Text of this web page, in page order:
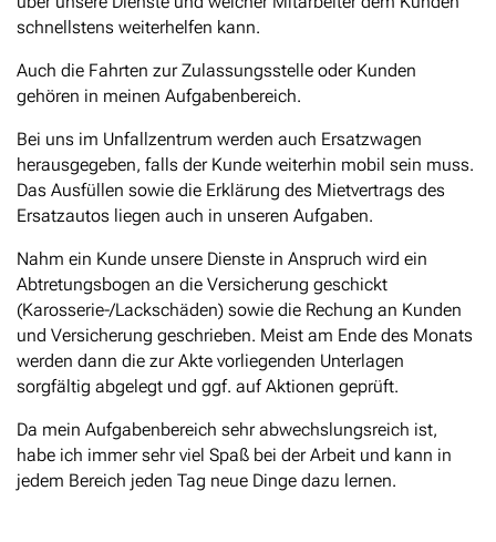
schnellstens weiterhelfen kann.
Auch die Fahrten zur Zulassungsstelle oder Kunden
gehören in meinen Aufgabenbereich.
Bei uns im Unfallzentrum werden auch Ersatzwagen
herausgegeben, falls der Kunde weiterhin mobil sein muss.
Das Ausfüllen sowie die Erklärung des Mietvertrags des
Ersatzautos liegen auch in unseren Aufgaben.
Nahm ein Kunde unsere Dienste in Anspruch wird ein
Abtretungsbogen an die Versicherung geschickt
(Karosserie-/Lackschäden) sowie die Rechung an Kunden
und Versicherung geschrieben. Meist am Ende des Monats
werden dann die zur Akte vorliegenden Unterlagen
sorgfältig abgelegt und ggf. auf Aktionen geprüft.
Da mein Aufgabenbereich sehr abwechslungsreich ist,
habe ich immer sehr viel Spaß bei der Arbeit und kann in
jedem Bereich jeden Tag neue Dinge dazu lernen.